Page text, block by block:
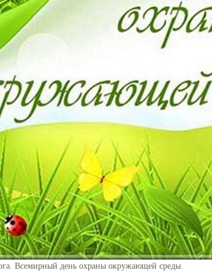
Всемирный день охраны окружающей среды.